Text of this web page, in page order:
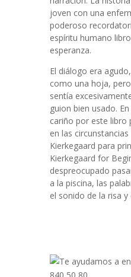
joven con una
poderoso
espíritu humano
esperanza.
El diálogo era
como una hoja,
sentía
guion bien usado.
cariño por este libro
en las
Kierkegaard para
Kierkegaard for
despreocupado
a la piscina, las
el sonido de la risa